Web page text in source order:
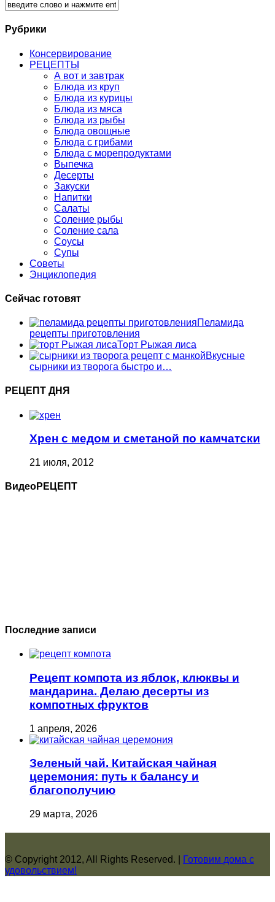
Рубрики
Консервирование
РЕЦЕПТЫ
А вот и завтрак
Блюда из круп
Блюда из курицы
Блюда из мяса
Блюда из рыбы
Блюда овощные
Блюда с грибами
Блюда с морепродуктами
Выпечка
Десерты
Закуски
Напитки
Салаты
Соление рыбы
Соление сала
Соусы
Супы
Советы
Энциклопедия
Сейчас готовят
Пеламида
рецепты приготовления
Торт Рыжая лиса
Вкусные
сырники из творога быстро и…
РЕЦЕПТ ДНЯ
Хрен с медом и сметаной по камчатски
21 июля, 2012
ВидеоРЕЦЕПТ
Последние записи
Рецепт компота из яблок, клюквы и
мандарина. Делаю десерты из
компотных фруктов
1 апреля, 2026
Зеленый чай. Китайская чайная
церемония: путь к балансу и
благополучию
29 марта, 2026
© Copyright 2012, All Rights Reserved. |
Готовим дома с
удовольствием!